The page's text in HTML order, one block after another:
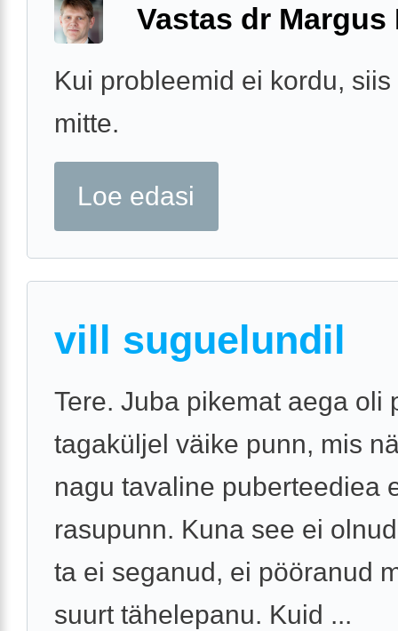
Vastas dr Margus
Kui probleemid ei kordu, siis
mitte.
Loe edasi
vill suguelundil
Tere. Juba pikemat aega oli
tagaküljel väike punn, mis
nagu tavaline puberteediea
rasupunn. Kuna see ei
ta ei seganud, ei pööranud
suurt tähelepanu. Kuid ...